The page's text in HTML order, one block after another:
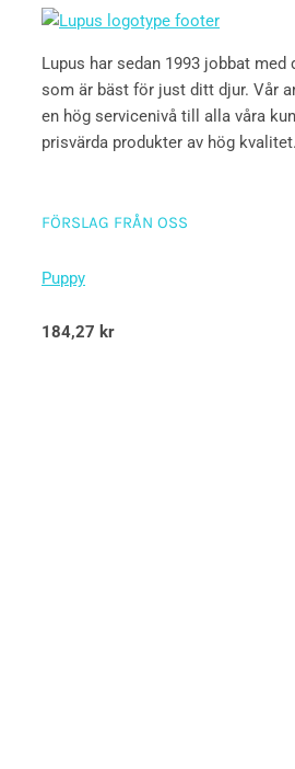
Lupus har sedan 1993 jobbat med
som är bäst för just ditt djur. Vår
en hög servicenivå till alla våra
prisvärda produkter av hög kvalitet.
FÖRSLAG FRÅN OSS
Puppy
Betygsatt
5.00
184,27 kr